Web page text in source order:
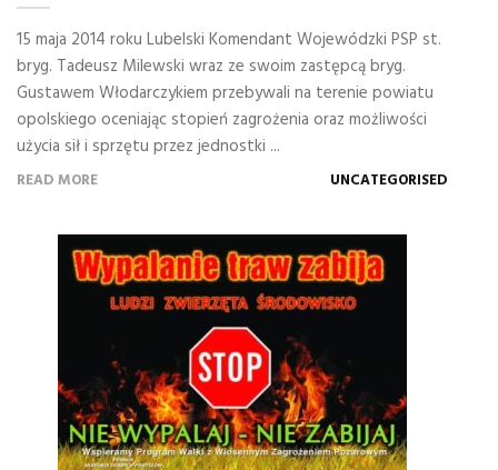
15 maja 2014 roku Lubelski Komendant Wojewódzki PSP st.
bryg. Tadeusz Milewski wraz ze swoim zastępcą bryg.
Gustawem Włodarczykiem przebywali na terenie powiatu
opolskiego oceniając stopień zagrożenia oraz możliwości
użycia sił i sprzętu przez jednostki ...
READ MORE UNCATEGORISED